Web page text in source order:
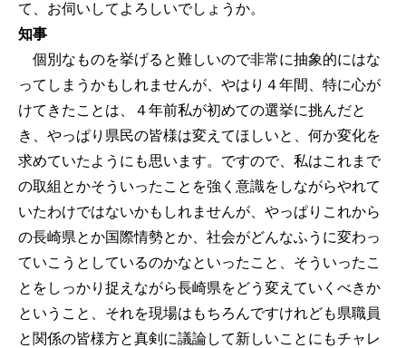
て、お伺いしてよろしいでしょうか。
知事
個別なものを挙げると難しいので非常に抽象的にはな
ってしまうかもしれませんが、やはり４年間、特に心が
けてきたことは、４年前私が初めての選挙に挑んだと
き、やっぱり県民の皆様は変えてほしいと、何か変化を
求めていたようにも思います。ですので、私はこれまで
の取組とかそういったことを強く意識をしながらやれて
いたわけではないかもしれませんが、やっぱりこれから
の長崎県とか国際情勢とか、社会がどんなふうに変わっ
ていこうとしているのかなといったこと、そういったこ
とをしっかり捉えながら長崎県をどう変えていくべきか
ということ、それを現場はもちろんですけれども県職員
と関係の皆様方と真剣に議論して新しいことにもチャレ